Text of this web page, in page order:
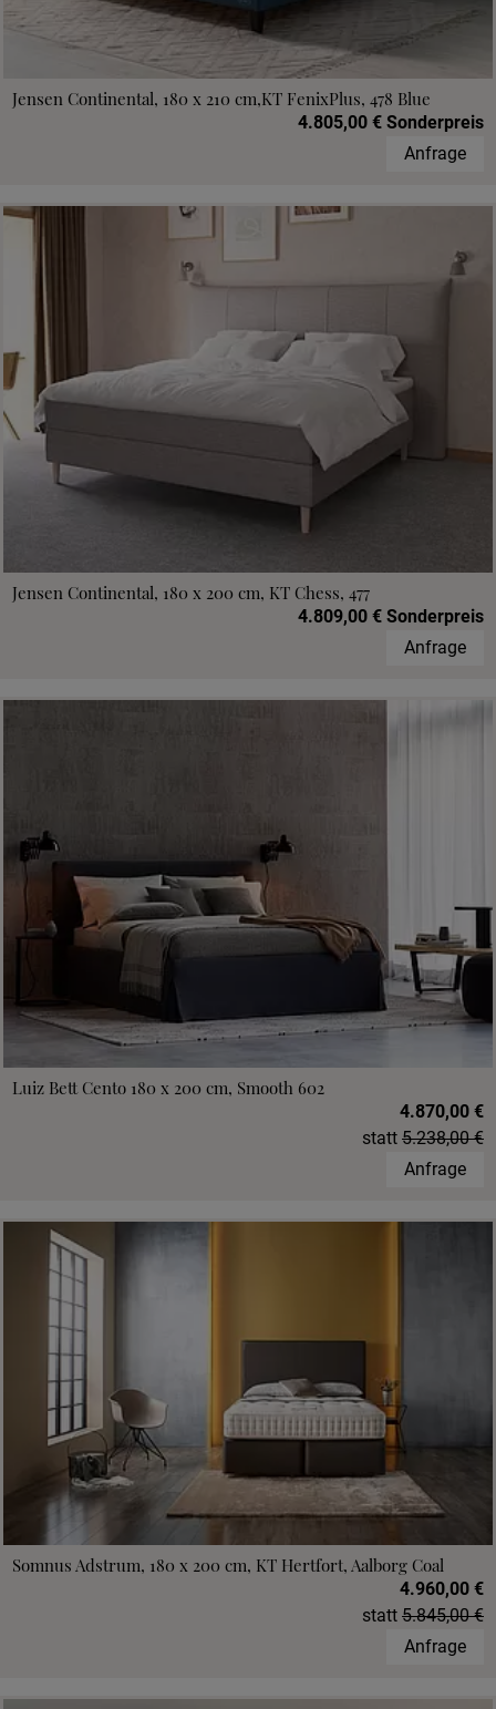
Jensen Continental, 180 x 210 cm,KT FenixPlus, 478 Blue
4.805,00 € Sonderpreis
Anfrage
Jensen Continental, 180 x 200 cm, KT Chess, 477
4.809,00 € Sonderpreis
Anfrage
Luiz Bett Cento 180 x 200 cm, Smooth 602
4.870,00 €
statt 5.238,00 €
Anfrage
Somnus Adstrum, 180 x 200 cm, KT Hertfort, Aalborg Coal
4.960,00 €
statt 5.845,00 €
Anfrage